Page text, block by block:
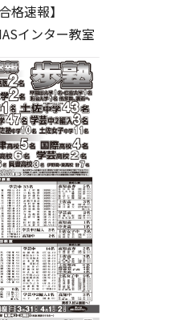
格速報】
インター教室